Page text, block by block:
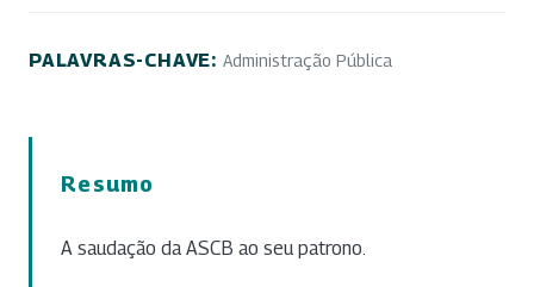
PALAVRAS-CHAVE: Administração Pública
Resumo
A saudação da ASCB ao seu patrono.